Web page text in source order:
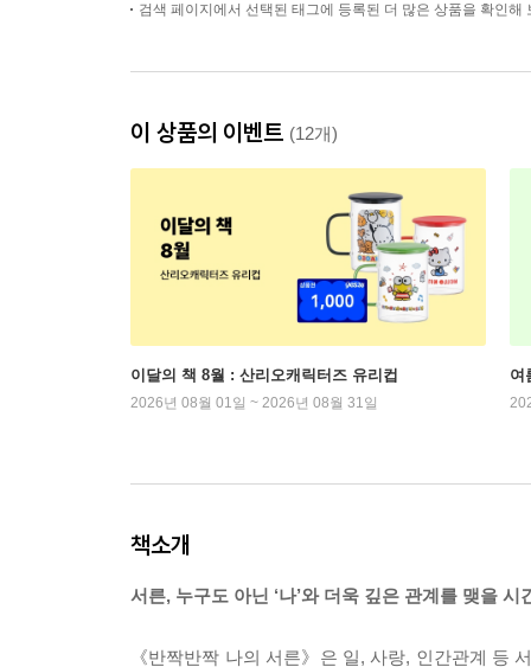
검색 페이지에서 선택된 태그에 등록된 더 많은 상품을 확인해
이 상품의 이벤트 (12개)
이달의 책 8월 : 산리오캐릭터즈 유리컵
2026년 08월 01일 ~ 2026년 08월 31일
여
책소개
서른, 누구도 아닌 ‘나’와 더욱 깊은 관계를 맺을 시
《반짝반짝 나의 서른》은 일, 사랑, 인간관계 등